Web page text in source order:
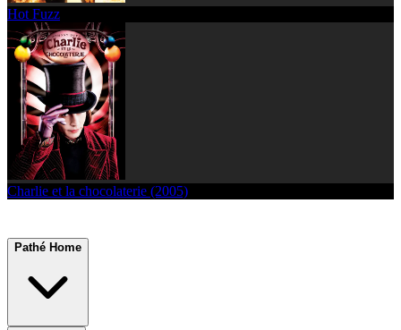
Hot Fuzz
Charlie et la chocolaterie (2005)
Pathé Home